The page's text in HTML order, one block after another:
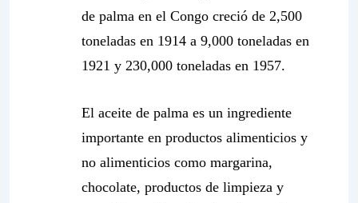
de palma en el Congo creció de 2,500
toneladas en 1914 a 9,000 toneladas en
1921 y 230,000 toneladas en 1957.
El aceite de palma es un ingrediente
importante en productos alimenticios y
no alimenticios como margarina,
chocolate, productos de limpieza y